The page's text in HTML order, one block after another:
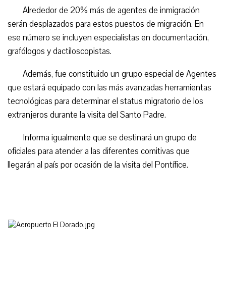
Alrededor de 20% más de agentes de inmigración
serán desplazados para estos puestos de migración. En
ese número se incluyen especialistas en documentación,
grafólogos y dactiloscopistas.
Además, fue constituido un grupo especial de Agentes
que estará equipado con las más avanzadas herramientas
tecnológicas para determinar el status migratorio de los
extranjeros durante la visita del Santo Padre.
Informa igualmente que se destinará un grupo de
oficiales para atender a las diferentes comitivas que
llegarán al país por ocasión de la visita del Pontífice.